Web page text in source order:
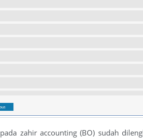
zahir accounting (BO) sudah